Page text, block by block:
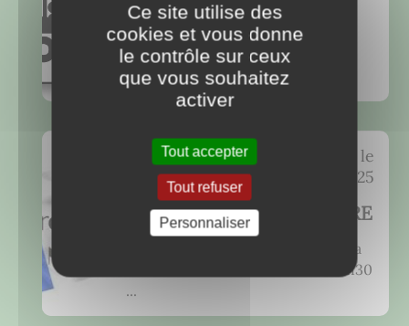
Transport à la demande
d'Auxonne
...
posté le
04/11/2025
CÉRÉMONIE 11 NOVEMBRE
La cérémonie du 11 novembre aura
lieu au monument aux morts à 11h30
...
Ce site utilise des
cookies et vous donne
le contrôle sur ceux
que vous souhaitez
activer
Tout accepter
Tout refuser
Personnaliser